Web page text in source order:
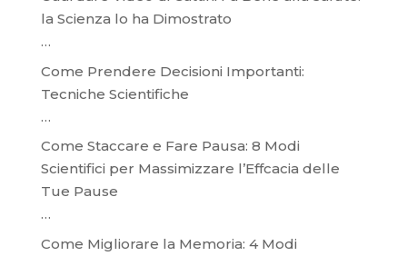
la Scienza lo ha Dimostrato
…
Come Prendere Decisioni Importanti:
Tecniche Scientifiche
…
Come Staccare e Fare Pausa: 8 Modi
Scientifici per Massimizzare l’Effcacia delle
Tue Pause
…
Come Migliorare la Memoria: 4 Modi